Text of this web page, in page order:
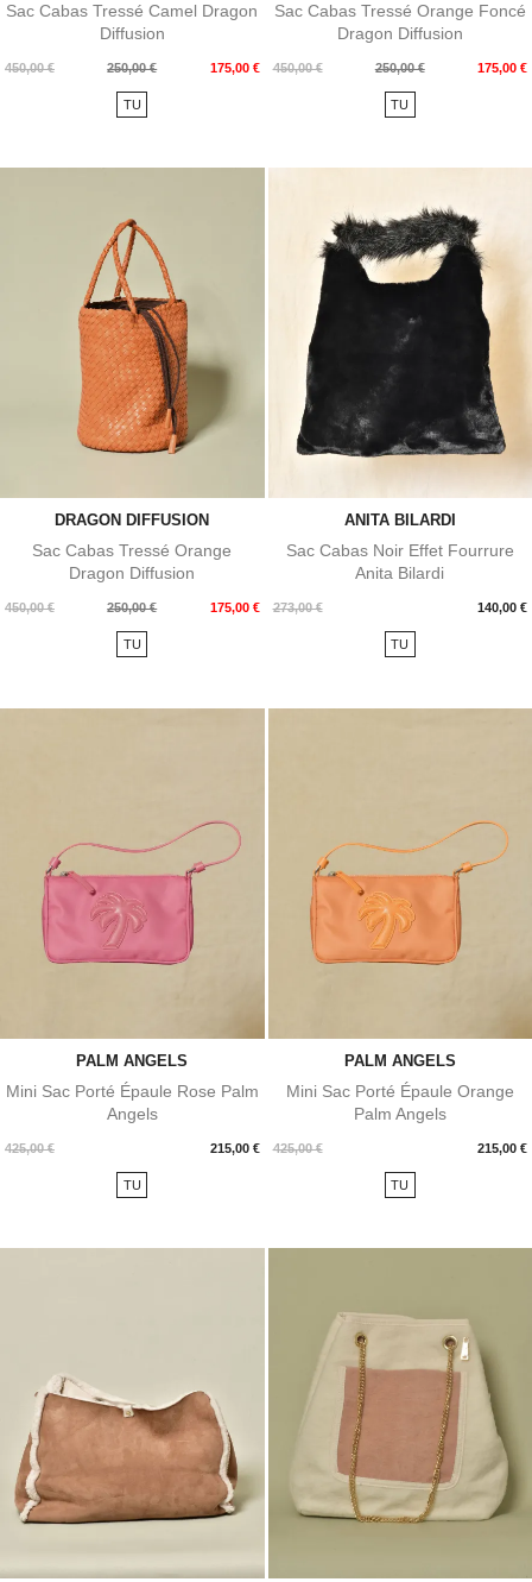
Sac Cabas Tressé Camel Dragon
Diffusion
450,00 €
Prix
250,00 € 175,00 €
Prix
TU
Sac Cabas Tressé Orange Foncé
Dragon Diffusion
450,00 €
Prix
250,00 € 175,00 €
Prix
TU
DRAGON DIFFUSION
Sac Cabas Tressé Orange
Dragon Diffusion
450,00 €
Prix
250,00 € 175,00 €
Prix
TU
ANITA BILARDI
Sac Cabas Noir Effet Fourrure
Anita Bilardi
273,00 € 140,00 €
Prix
TU
PALM ANGELS
Mini Sac Porté Épaule Rose Palm
Angels
425,00 € 215,00 €
Prix
TU
PALM ANGELS
Mini Sac Porté Épaule Orange
Palm Angels
425,00 € 215,00 €
Prix
TU